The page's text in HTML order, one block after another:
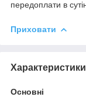
передоплати в
Приховати
Характеристики
Основні